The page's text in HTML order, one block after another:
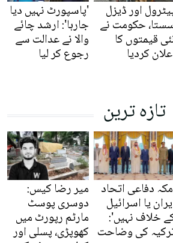
اور ڈیزل
حکومت نے
قیمتوں کا
کردیا
'پاسپورٹ نہیں دیا
جارہا': ارشد چائے
والا نے عدالت سے
رجوع کر لیا
تازہ ترین
دفاعی اتحاد
یا اسرائیل
خلاف نہیں':
کی وضاحت
میر رضا کیس:
دوسری پوسٹ
مارٹم رپورٹ میں
کھوپڑی، پسلی اور